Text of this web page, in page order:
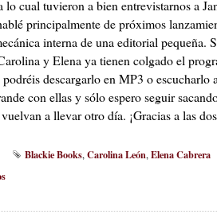
lo cual tuvieron a bien entrevistarnos a
principalmente de próximos
interna de una editorial pequeña.
y Elena ya tienen colgado el
podréis descargarlo en MP3 o escucharlo
con ellas y sólo espero seguir
a llevar otro día. ¡Gracias a las
Blackie Books, Carolina León, Elena Cabrera